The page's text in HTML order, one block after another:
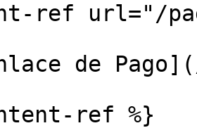
ref url="/
de
ref %}